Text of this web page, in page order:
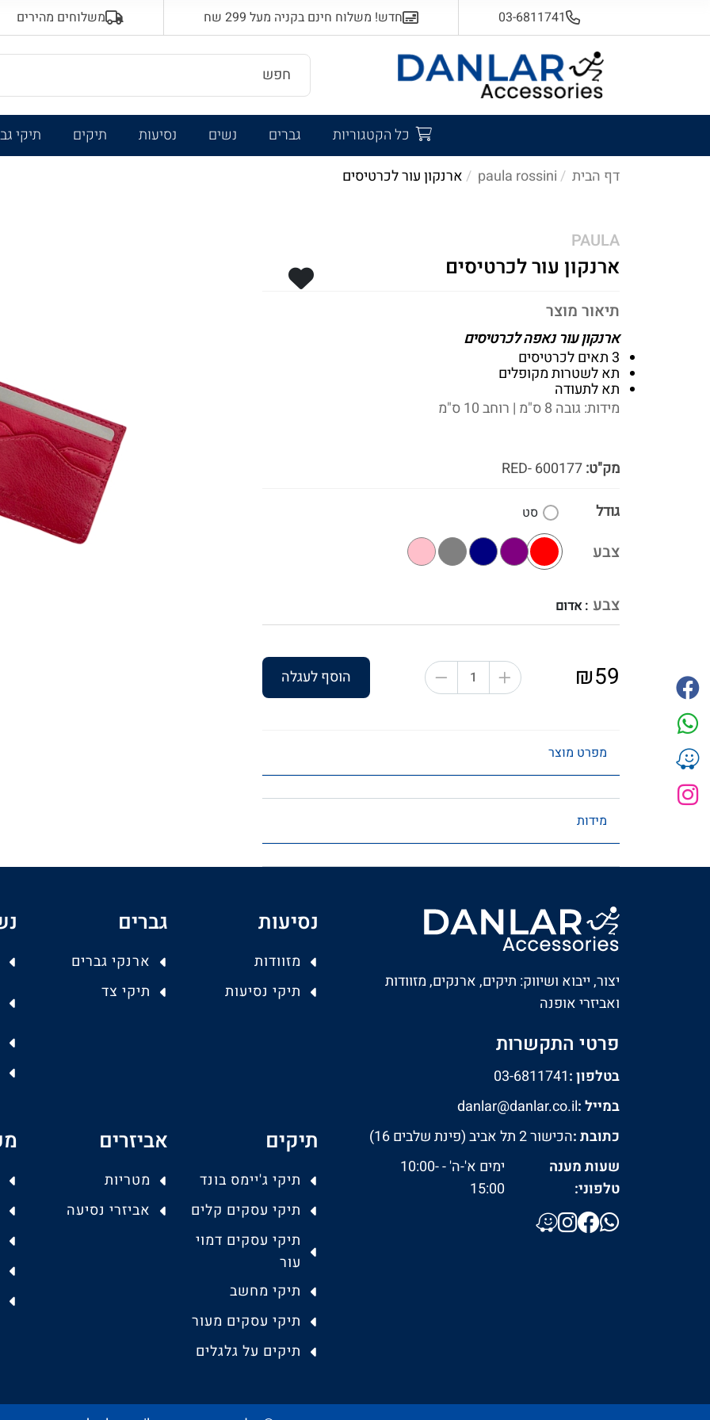
03-6811741 חדש! משלוח חינם בקניה מעל 299 שח משלוחים מהירים
כל הקטגוריות גברים נשים נסיעות תיקים
תיקי גב
דף הבית
paula rossini ארנקון עור לכרטיסים
PAULA
ארנקון עור לכרטיסים
תיאור מוצר
ארנקון עור נאפה לכרטיסים
3 תאים לכרטיסים
תא לשטרות מקופלים
תא לתעודה
מידות: גובה 8 ס"מ | רוחב 10 ס"מ
מק"ט:
צבע
צבע : אדום
גודל סט
₪59 הוסף לעגלה
מפרט מוצר
מידות
יצור, ייבוא ושיווק: תיקים, ארנקים, מזוודות
ואביזרי אופנה
פרטי התקשרות
בטלפון :03-6811741
במייל :danlar@danlar.co.il
כתובת :הכישור 2 תל אביב (פינת שלבים 16)
שעות מענה
טלפוני:
ימים א'-ה' - 10:00-
15:00
נסיעות
מזוודות
תיקי נסיעות
גברים
ארנקי גברים
תיקי צד
תיקים
תיקי ג'יימס בונד
תיקי עסקים קלים
תיקי עסקים דמוי
עור
תיקי מחשב
תיקי עסקים מעור
תיקים על גלגלים
אביזרים
מטריות
אביזרי נסיעה